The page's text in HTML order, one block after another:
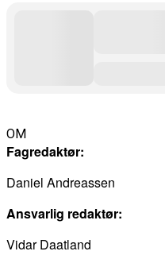
OM
Fagredaktør:
Daniel Andreassen
Ansvarlig redaktør:
Vidar Daatland